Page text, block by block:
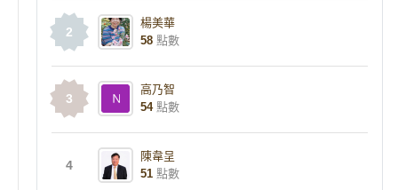
2
楊美華
58 點數
3
高乃智
54 點數
4
陳韋呈
51 點數